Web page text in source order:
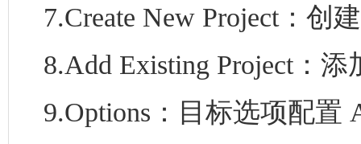
7.Create New Project：创
8.Add Existing Project：
9.Options：目标选项配置